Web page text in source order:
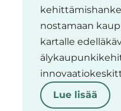
nostamaan
kartalle
Lue lisää